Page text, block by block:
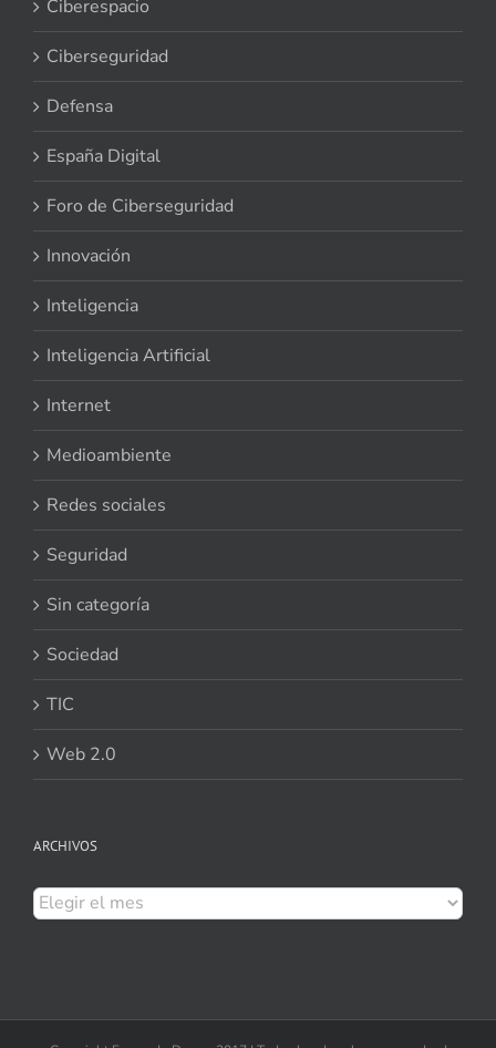
Ciberespacio
Ciberseguridad
Defensa
España Digital
Foro de Ciberseguridad
Innovación
Inteligencia
Inteligencia Artificial
Internet
Medioambiente
Redes sociales
Seguridad
Sin categoría
Sociedad
TIC
Web 2.0
ARCHIVOS
Archivos